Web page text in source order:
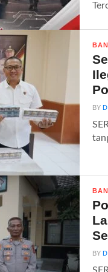
BY
BY